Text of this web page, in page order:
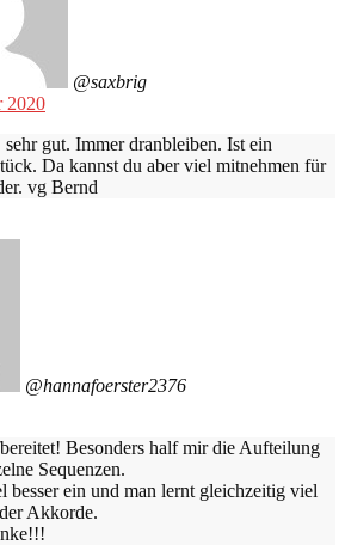
@saxbrig
2020
gut. Immer dranbleiben. Ist ein
Da kannst du aber viel mitnehmen für
vg Bernd
@hannafoerster2376
Besonders half mir die Aufteilung
Sequenzen.
besser ein und man lernt gleichzeitig viel
Akkorde.